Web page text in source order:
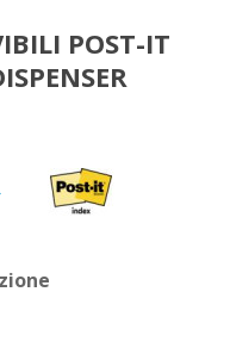
POST-IT